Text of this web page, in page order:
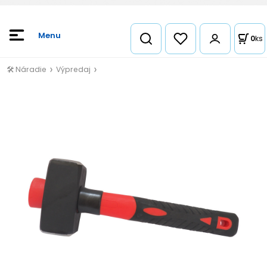
0ks
🛠️ Náradie Výpredaj